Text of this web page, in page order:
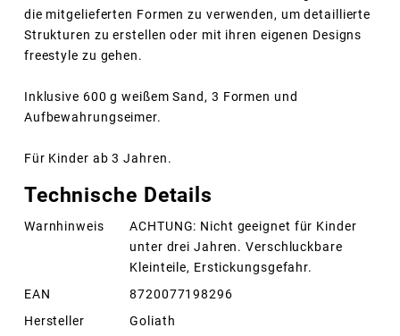
die mitgelieferten Formen zu verwenden, um detaillierte
Strukturen zu erstellen oder mit ihren eigenen Designs
freestyle zu gehen.
Inklusive 600 g weißem Sand, 3 Formen und
Aufbewahrungseimer.
Für Kinder ab 3 Jahren.
Technische Details
Warnhinweis
ACHTUNG: Nicht geeignet für Kinder
unter drei Jahren. Verschluckbare
Kleinteile, Erstickungsgefahr.
EAN
8720077198296
Hersteller
Goliath